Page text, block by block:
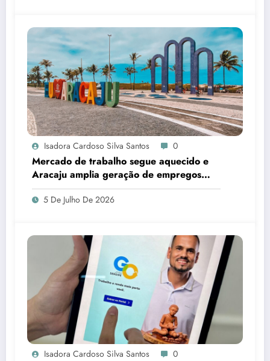
Isadora Cardoso Silva Santos 0
Mercado de trabalho segue aquecido e
Aracaju amplia geração de empregos
formais
5 De Julho De 2026
Isadora Cardoso Silva Santos 0